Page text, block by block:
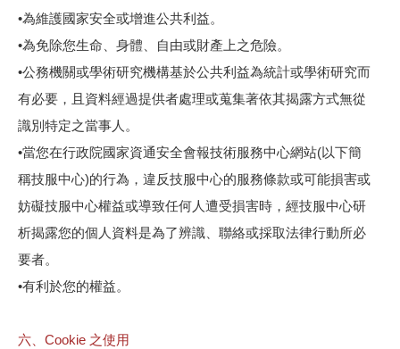
•為維護國家安全或增進公共利益。
•為免除您生命、身體、自由或財產上之危險。
•公務機關或學術研究機構基於公共利益為統計或學術研究而
有必要，且資料經過提供者處理或蒐集著依其揭露方式無從
識別特定之當事人。
•當您在行政院國家資通安全會報技術服務中心網站(以下簡
稱技服中心)的行為，違反技服中心的服務條款或可能損害或
妨礙技服中心權益或導致任何人遭受損害時，經技服中心研
析揭露您的個人資料是為了辨識、聯絡或採取法律行動所必
要者。
•有利於您的權益。
六、Cookie 之使用